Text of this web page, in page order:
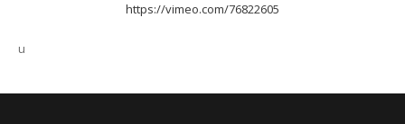
https://vimeo.com/76822605
u